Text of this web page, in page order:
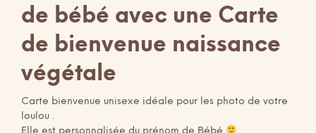
de bébé avec une Carte
de bienvenue naissance
végétale
Carte bienvenue unisexe idéale pour les photo de votre
loulou .
Elle est personnalisée du prénom de Bébé